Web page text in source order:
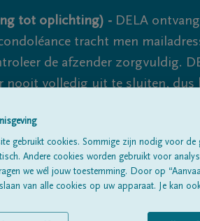
tot oplichting) - DELA
tracht men
de afzender zorgvuldig.
nooit volledig uit te sluiten, dus
Alle
gebruikt cookies. Sommige zijn nodig voor de
Andere cookies worden gebruikt voor
we wél jouw toestemming. Door op
van alle cookies op uw apparaat. Je kan